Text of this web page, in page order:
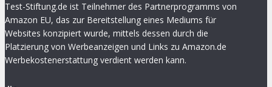
Test-Stiftung.de ist Teilnehmer des Partnerprogramms von
Amazon EU, das zur Bereitstellung eines Mediums für
Websites konzipiert wurde, mittels dessen durch die
Platzierung von Werbeanzeigen und Links zu Amazon.de
Werbekostenerstattung verdient werden kann.